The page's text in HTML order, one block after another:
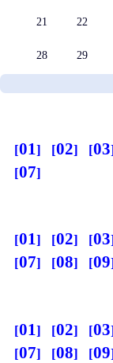
21 22
28 29
01 02 03
07
01 02 03
07
08 09
01 02 03
07
08 09